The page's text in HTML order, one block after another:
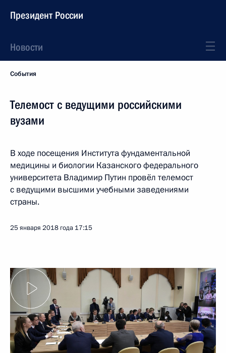
Президент России
Новости
События
Телемост с ведущими российскими
вузами
В ходе посещения Института фундаментальной
медицины и биологии Казанского федерального
университета Владимир Путин провёл телемост
с ведущими высшими учебными заведениями
страны.
25 января 2018 года 17:15